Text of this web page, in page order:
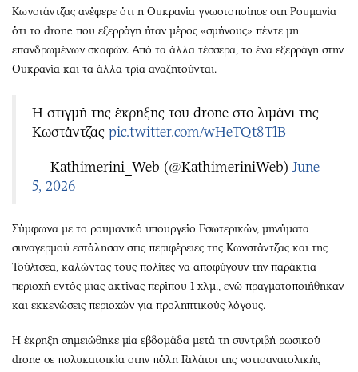
Κωνστάντζας ανέφερε ότι η Ουκρανία γνωστοποίησε στη Ρουμανία
ότι το drone που εξερράγη ήταν μέρος «σμήνους» πέντε μη
επανδρωμένων σκαφών. Από τα άλλα τέσσερα, το ένα εξερράγη στην
Ουκρανία και τα άλλα τρία αναζητούνται.
H στιγμή της έκρηξης του drone στο λιμάνι της
Κωστάντζας pic.twitter.com/wHeTQt8T1B
— Kathimerini_Web (@KathimeriniWeb) June
5, 2026
Σύμφωνα με το ρουμανικό υπουργείο Εσωτερικών, μηνύματα
συναγερμού εστάλησαν στις περιφέρειες της Κωνστάντζας και της
Τούλτσεα, καλώντας τους πολίτες να αποφύγουν την παράκτια
περιοχή εντός μιας ακτίνας περίπου 1 χλμ., ενώ πραγματοποιήθηκαν
και εκκενώσεις περιοχών για προληπτικούς λόγους.
Η έκρηξη σημειώθηκε μία εβδομάδα μετά τη συντριβή ρωσικού
drone σε πολυκατοικία στην πόλη Γαλάτσι της νοτιοανατολικής